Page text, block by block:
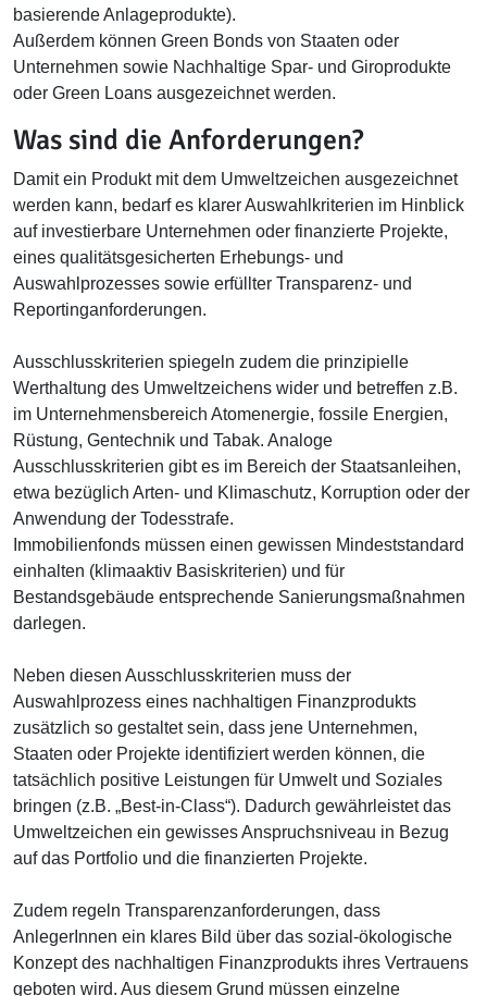
basierende Anlageprodukte).
Außerdem können Green Bonds von Staaten oder
Unternehmen sowie Nachhaltige Spar- und Giroprodukte
oder Green Loans ausgezeichnet werden.
Was sind die Anforderungen?
Damit ein Produkt mit dem Umweltzeichen ausgezeichnet
werden kann, bedarf es klarer Auswahlkriterien im Hinblick
auf investierbare Unternehmen oder finanzierte Projekte,
eines qualitätsgesicherten Erhebungs- und
Auswahlprozesses sowie erfüllter Transparenz- und
Reportinganforderungen.
Ausschlusskriterien spiegeln zudem die prinzipielle
Werthaltung des Umweltzeichens wider und betreffen z.B.
im Unternehmensbereich Atomenergie, fossile Energien,
Rüstung, Gentechnik und Tabak. Analoge
Ausschlusskriterien gibt es im Bereich der Staatsanleihen,
etwa bezüglich Arten- und Klimaschutz, Korruption oder der
Anwendung der Todesstrafe.
Immobilienfonds müssen einen gewissen Mindeststandard
einhalten (klimaaktiv Basiskriterien) und für
Bestandsgebäude entsprechende Sanierungsmaßnahmen
darlegen.
Neben diesen Ausschlusskriterien muss der
Auswahlprozess eines nachhaltigen Finanzprodukts
zusätzlich so gestaltet sein, dass jene Unternehmen,
Staaten oder Projekte identifiziert werden können, die
tatsächlich positive Leistungen für Umwelt und Soziales
bringen (z.B. „Best-in-Class“). Dadurch gewährleistet das
Umweltzeichen ein gewisses Anspruchsniveau in Bezug
auf das Portfolio und die finanzierten Projekte.
Zudem regeln Transparenzanforderungen, dass
AnlegerInnen ein klares Bild über das sozial-ökologische
Konzept des nachhaltigen Finanzprodukts ihres Vertrauens
geboten wird. Aus diesem Grund müssen einzelne